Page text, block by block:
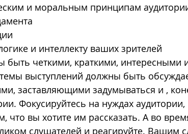
и моральным принципам
и интеллекту ваших зрителей
быть четкими, краткими, интересными
выступлений должны быть
заставляющими задумываться и ,
Фокусируйтесь на нуждах
что вы хотите им рассказать. А во
слушателей и реагируйте. Вашим